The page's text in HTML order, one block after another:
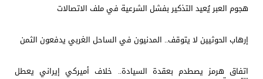
هجوم العبر يُعيد التذكير بفشل الشرعية في ملف الاتصالات
إرهاب الحوثيين لا يتوقف.. المدنيون في الساحل الغربي يدفعون الثمن
اتفاق هرمز يصطدم بعقدة السيادة.. خلاف أميركي إيراني يعطل